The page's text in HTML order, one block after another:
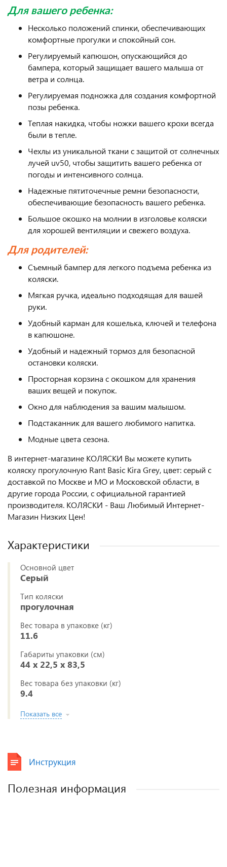
Для вашего ребенка:
Несколько положений спинки, обеспечивающих
комфортные прогулки и спокойный сон.
Регулируемый капюшон, опускающийся до
бампера, который защищает вашего малыша от
ветра и солнца.
Регулируемая подножка для создания комфортной
позы ребенка.
Теплая накидка, чтобы ножки вашего крохи всегда
были в тепле.
Чехлы из уникальной ткани с защитой от солнечных
лучей uv50, чтобы защитить вашего ребенка от
погоды и интенсивного солнца.
Надежные пятиточечные ремни безопасности,
обеспечивающие безопасность вашего ребенка.
Большое окошко на молнии в изголовье коляски
для хорошей вентиляции и свежего воздуха.
Для родителей:
Съемный бампер для легкого подъема ребенка из
коляски.
Мягкая ручка, идеально подходящая для вашей
руки.
Удобный карман для кошелька, ключей и телефона
в капюшоне.
Удобный и надежный тормоз для безопасной
остановки коляски.
Просторная корзина с окошком для хранения
ваших вещей и покупок.
Окно для наблюдения за вашим малышом.
Подстаканник для вашего любимого напитка.
Модные цвета сезона.
В интернет-магазине КОЛЯСКИ Вы можете купить
коляску прогулочную Rant Basic Kira Grey, цвет: серый с
доставкой по Москве и МО и Московской области, в
другие города России, с официальной гарантией
производителя. КОЛЯСКИ - Ваш Любимый Интернет-
Магазин Низких Цен!
Характеристики
Основной цвет
Серый
Тип коляски
прогулочная
Вес товара в упаковке (кг)
11.6
Габариты упаковки (см)
44 x 22,5 x 83,5
Вес товара без упаковки (кг)
9.4
Показать все
Инструкция
Полезная информация